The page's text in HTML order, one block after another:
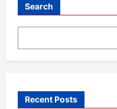
MU
Masih
Search
Recent Posts